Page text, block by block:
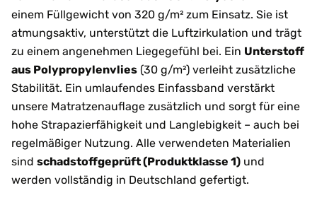
einem Füllgewicht von 320 g/m² zum Einsatz. Sie ist
atmungsaktiv, unterstützt die Luftzirkulation und trägt
zu einem angenehmen Liegegefühl bei. Ein Unterstoff
aus Polypropylenvlies (30 g/m²) verleiht zusätzliche
Stabilität. Ein umlaufendes Einfassband verstärkt
unsere Matratzenauflage zusätzlich und sorgt für eine
hohe Strapazierfähigkeit und Langlebigkeit – auch bei
regelmäßiger Nutzung. Alle verwendeten Materialien
sind schadstoffgeprüft (Produktklasse 1) und
werden vollständig in Deutschland gefertigt.